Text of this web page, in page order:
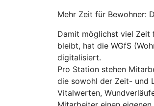
Mehr Zeit für Bewohner:
Damit möglichst viel Zeit
bleibt, hat die WGfS
digitalisiert.
Pro Station stehen
die sowohl der Zeit- und
Vitalwerten,